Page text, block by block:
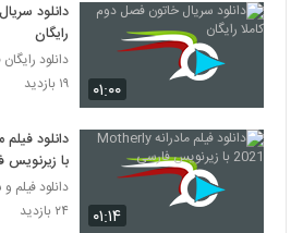
۰۱:۰۰
دانلود
رایگان
۱۹ بازدید
۰۱:۱۴
با زیرنویس
دانلود فیلم
۲۴ بازدید